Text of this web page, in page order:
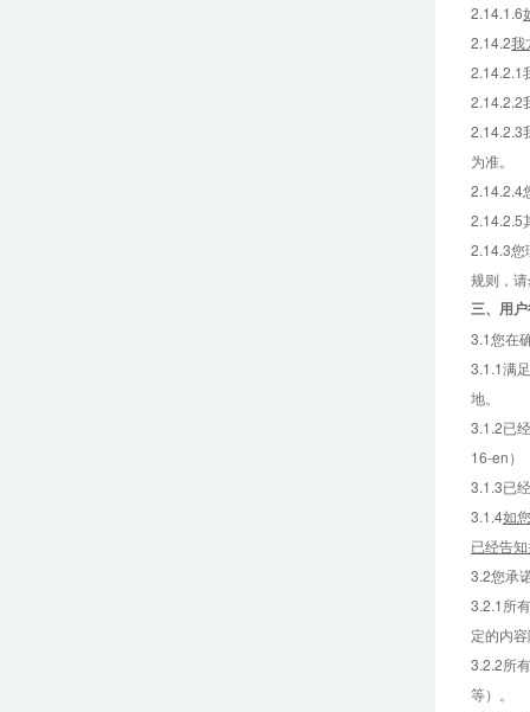
2.14.1.6
2.14.2我
2.14.2.1
2.14.2.2
2.14.2.3
为准。
2.14.2.4
2.14.2.5
2.14.3您
规则，
三、 用
3.1您在
3.1.1满
地。
3.1.2已
16-en）
3.1.3已
3.1.4如
已经告
3.2您承
3.2.1所
定的内
3.2.2所
等）。